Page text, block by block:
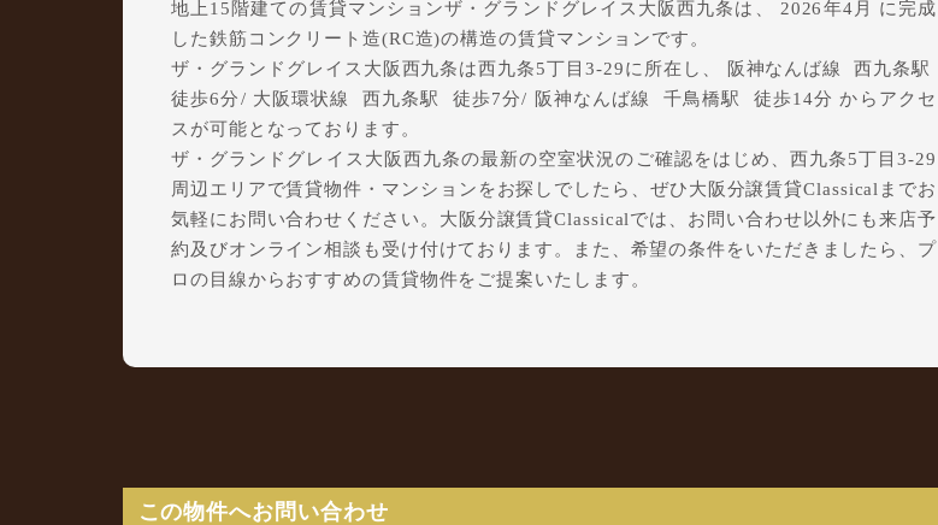
地上15階建ての賃貸マンションザ・グランドグレイス大阪西九条は、 2026年4月 に完成
した鉄筋コンクリート造(RC造)の構造の賃貸マンションです。
ザ・グランドグレイス大阪西九条は西九条5丁目3-29に所在し、 阪神なんば線 西九条駅
徒歩6分/ 大阪環状線 西九条駅 徒歩7分/ 阪神なんば線 千鳥橋駅 徒歩14分 からアクセ
スが可能となっております。
ザ・グランドグレイス大阪西九条の最新の空室状況のご確認をはじめ、西九条5丁目3-29
周辺エリアで賃貸物件・マンションをお探しでしたら、ぜひ大阪分譲賃貸Classicalまでお
気軽にお問い合わせください。大阪分譲賃貸Classicalでは、お問い合わせ以外にも来店予
約及びオンライン相談も受け付けております。また、希望の条件をいただきましたら、プ
ロの目線からおすすめの賃貸物件をご提案いたします。
この物件へお問い合わせ